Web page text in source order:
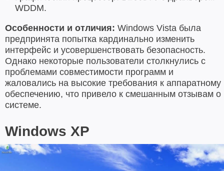
WDDM.
Особенности и отличия: Windows Vista была
предпринята попытка кардинально изменить
интерфейс и усовершенствовать безопасность.
Однако некоторые пользователи столкнулись с
проблемами совместимости программ и
жаловались на высокие требования к аппаратному
обеспечению, что привело к смешанным отзывам о
системе.
Windows XP